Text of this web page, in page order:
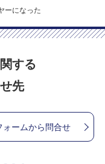
ーになった
する
先
ォームから問合せ